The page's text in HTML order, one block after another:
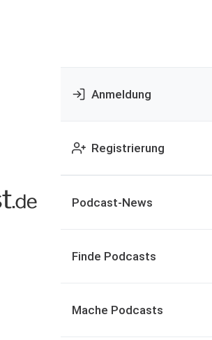
Anmeldung
Registrierung
Podcast-News
Finde Podcasts
Mache Podcasts